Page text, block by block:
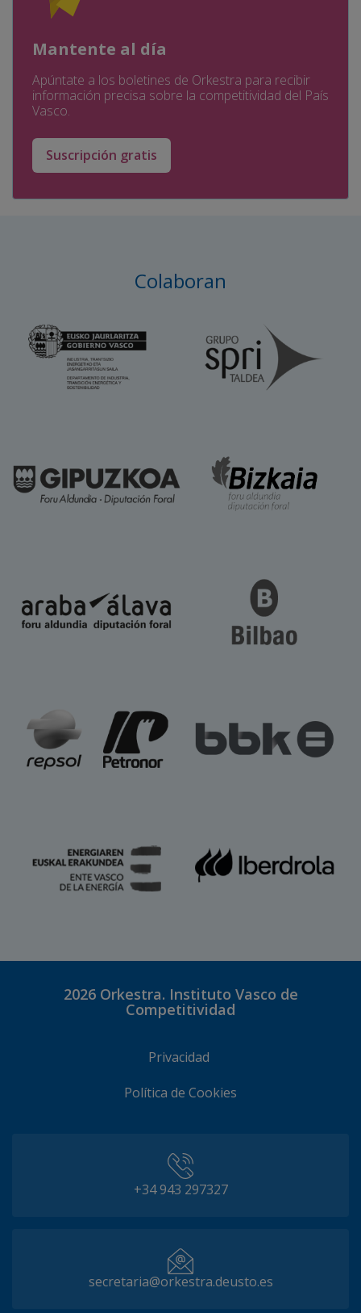
Mantente al día
Apúntate a los boletines de Orkestra para recibir
información precisa sobre la competitividad del País
Vasco.
Suscripción gratis
Colaboran
2026 Orkestra. Instituto Vasco de
Competitividad
Privacidad
Política de Cookies
+34 943 297327
secretaria@orkestra.deusto.es